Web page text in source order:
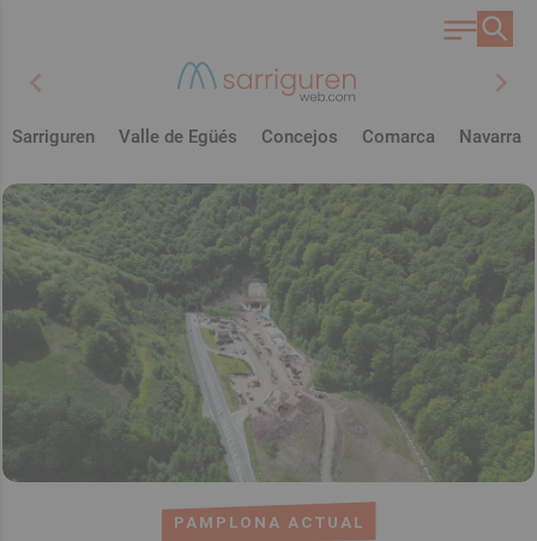
chevron_left chevron_right
Sarriguren Valle de Egüés Concejos Comarca Navarra
PAMPLONA ACTUAL